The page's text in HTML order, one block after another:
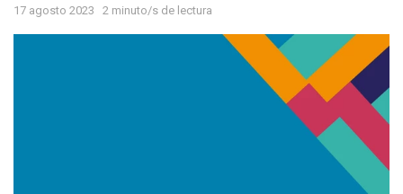
17 agosto 2023 2 minuto/s de lectura